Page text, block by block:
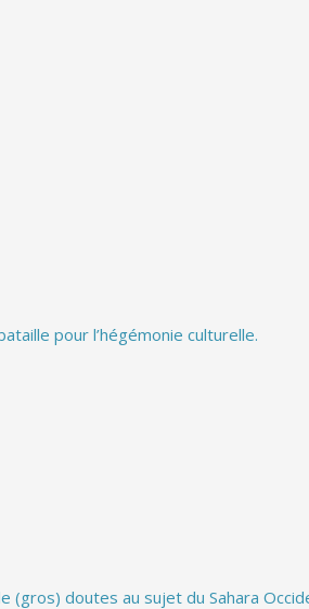
pour l’hégémonie culturelle.
(gros) doutes au sujet du Sahara